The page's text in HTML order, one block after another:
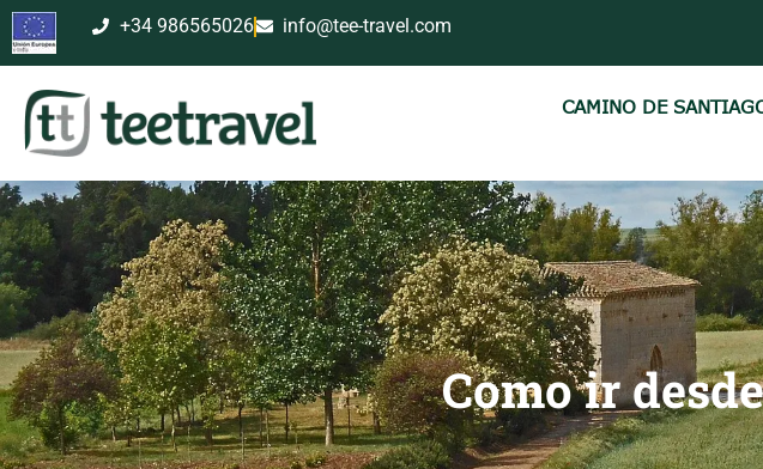
+34 986565026 info@tee-travel.com
CAMINO DE
Como ir